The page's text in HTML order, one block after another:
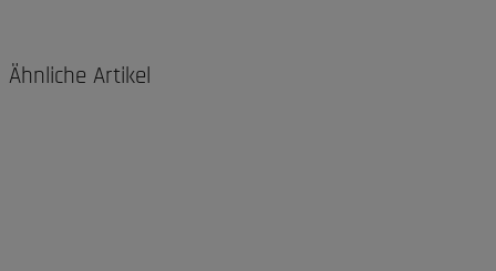
Ähnliche Artikel